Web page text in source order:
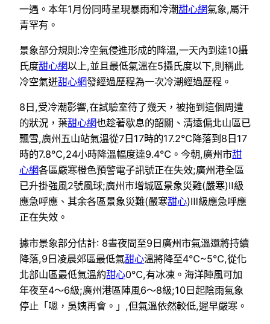
一遇。本年1月份同時呈現暴雨和冷潮甜心網氣象,屬汗
青罕有。
景象部分規則:冷空氣侵進形成的降溫,一天內到達10攝
氏度甜心網以上,並且最低氣溫在5攝氏度以下,則稱此
冷空氣迸甜心網發經過歷程為一次冷潮經過歷程。
8日,受冷潮影響,在試驗室待了幾天，被拖到這個周遭
的狀況，葉甜心網也趁著歇息的韶關、清遠偏北山區已
飄雪,廣州五山站氣溫從7日17時的17.2℃降落到8日17
時的7.8℃,24小時降溫幅度達9.4℃。今朝,廣州市甜
心網各區嚴寒橙色預警電子訊號正在失效;廣州港全區
已升掛強風2號風球;廣州市增城區景象災難(嚴寒)Ⅱ級
應急呼應、其余各區景象災難(嚴寒甜心)Ⅲ級應急呼應
正在失效。
據市景象部分估計: 8晝夜間至9日廣州市氣溫還將持續
降落,9日凌晨郊區最低氣甜心溫將降至4℃~5℃,從化
北部山區最低氣溫約甜心0℃,有冰凍。海洋陣風可加
年夜至4～6級;廣州港區陣風6～8級;10日起陰雨氣象
停止「嗯，吳姨再會。」,但氣溫依然較低,遲早嚴寒。